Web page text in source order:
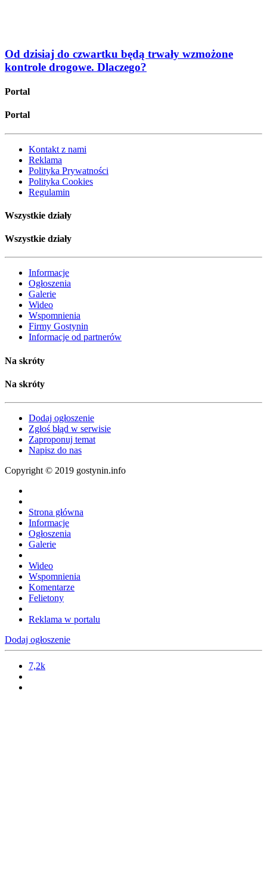
Od dzisiaj do czwartku będą trwały wzmożone
kontrole drogowe. Dlaczego?
Portal
Portal
Kontakt z nami
Reklama
Polityka Prywatności
Polityka Cookies
Regulamin
Wszystkie działy
Wszystkie działy
Informacje
Ogłoszenia
Galerie
Wideo
Wspomnienia
Firmy Gostynin
Informacje od partnerów
Na skróty
Na skróty
Dodaj ogłoszenie
Zgłoś błąd w serwisie
Zaproponuj temat
Napisz do nas
Copyright © 2019 gostynin.info
Strona główna
Informacje
Ogłoszenia
Galerie
Wideo
Wspomnienia
Komentarze
Felietony
Reklama w portalu
Dodaj ogłoszenie
7,2k